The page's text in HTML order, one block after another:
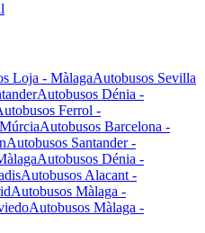
Loja - MàlagaAutobusos Sevilla
Autobusos Dénia -
Ferrol -
Autobusos Barcelona -
Autobusos Santander -
Autobusos Dénia -
Autobusos Alacant -
Autobusos Màlaga -
Autobusos Màlaga -